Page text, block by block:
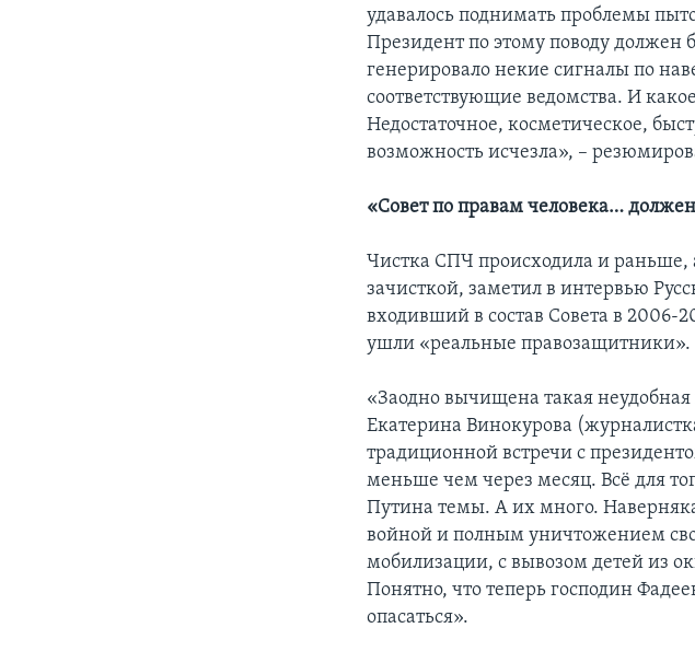
удавалось поднимать проблемы
Президент по этому поводу должен
генерировало некие сигналы по
соответствующие ведомства. И
Недостаточное, косметическое,
возможность исчезла», –
«Совет по правам человека…
Чистка СПЧ происходила и
зачисткой, заметил в интервью
входивший в состав Совета в 2006-
ушли «реальные правозащитники».
«Заодно вычищена такая
Екатерина Винокурова
традиционной встречи с
меньше чем через месяц. Всё для
Путина темы. А их много.
войной и полным уничтожением
мобилизации, с вывозом детей из
Понятно, что теперь господин
опасаться».